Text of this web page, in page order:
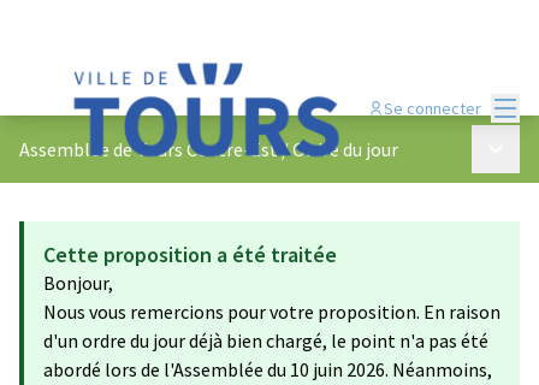
Se connecter
Assemblée de Tours Centre-Est/Ordre du jour
Cette proposition a été traitée
Bonjour,
Nous vous remercions pour votre proposition. En raison
d'un ordre du jour déjà bien chargé, le point n'a pas été
abordé lors de l'Assemblée du 10 juin 2026. Néanmoins,